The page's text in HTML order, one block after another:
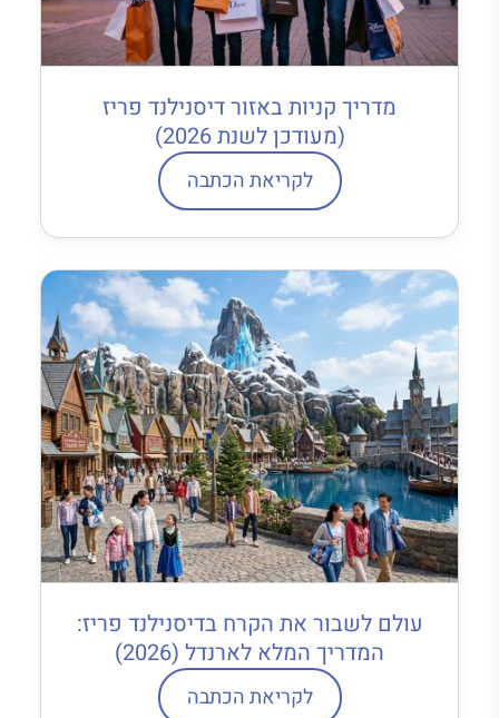
מדריך קניות באזור דיסנילנד פריז
(מעודכן לשנת 2026)
לקריאת הכתבה
עולם לשבור את הקרח בדיסנילנד פריז:
המדריך המלא לארנדל (2026)
לקריאת הכתבה